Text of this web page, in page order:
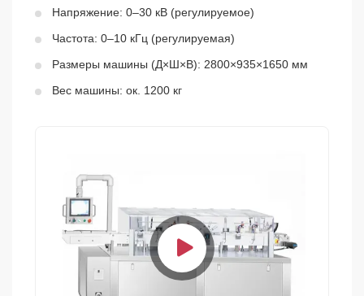
Напряжение: 0–30 кВ (регулируемое)
Частота: 0–10 кГц (регулируемая)
Размеры машины (Д×Ш×В): 2800×935×1650 мм
Вес машины: ок. 1200 кг